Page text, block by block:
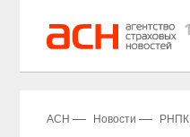
АСН Новости РНПК